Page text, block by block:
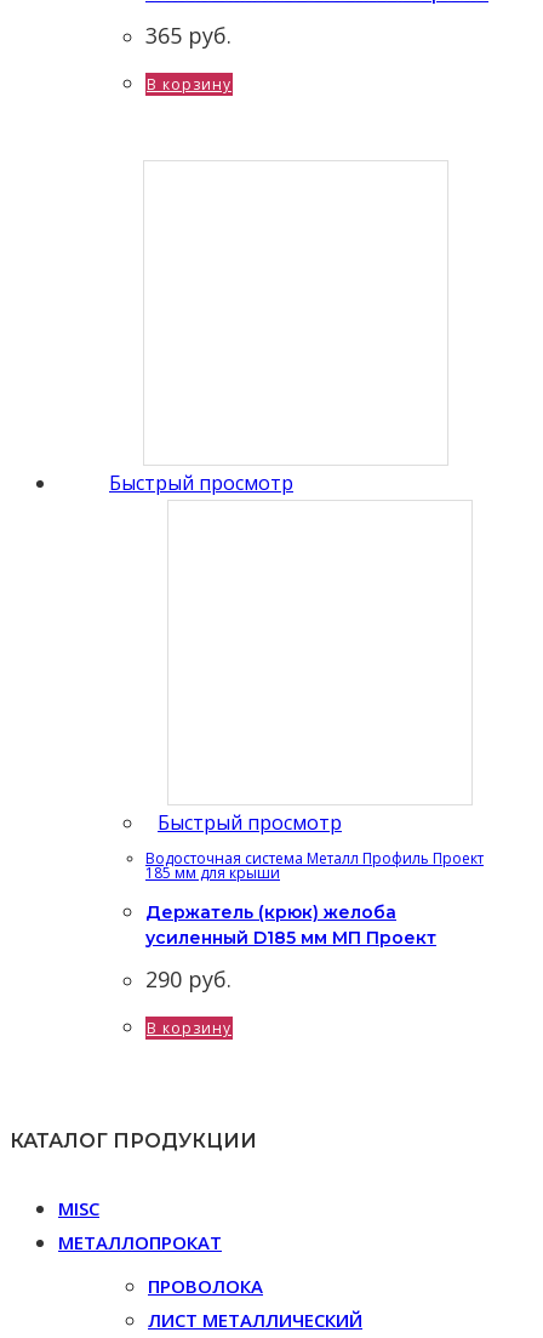
365 руб.
В корзину
Быстрый просмотр
Быстрый просмотр
Водосточная система Металл Профиль Проект
185 мм для крыши
Держатель (крюк) желоба
усиленный D185 мм МП Проект
290 руб.
В корзину
КАТАЛОГ ПРОДУКЦИИ
MISC
МЕТАЛЛОПРОКАТ
ПРОВОЛОКА
ЛИСТ МЕТАЛЛИЧЕСКИЙ